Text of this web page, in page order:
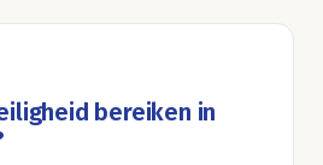
bereiken in